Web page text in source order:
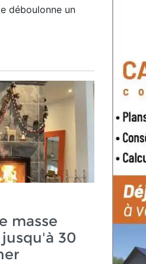
déboulonne un
masse
30